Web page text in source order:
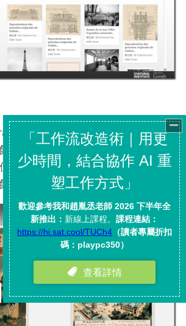
Institute 」在數位典藏上的一大特
倉庫裡那些不適合實體展出的文
化，有可能你在線上反而可以看到
更多的資料。